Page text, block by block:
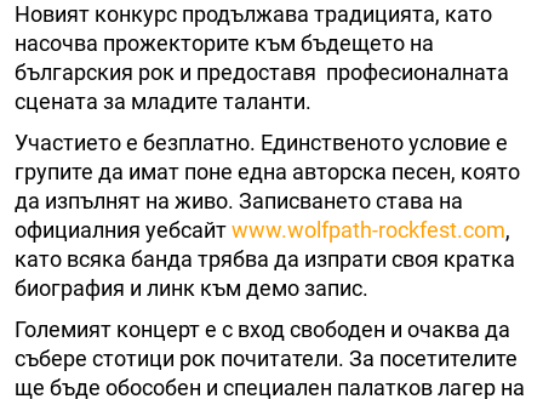
Новият конкурс продължава традицията, като
насочва прожекторите към бъдещето на
българския рок и предоставя професионалната
сцената за младите таланти.
Участието е безплатно. Единственото условие е
групите да имат поне една авторска песен, която
да изпълнят на живо. Записването става на
официалния уебсайтwww.wolfpath-rockfest.com,
като всяка банда трябва да изпрати своя кратка
биография и линк към демо запис.
Големият концерт е с вход свободен и очаква да
събере стотици рок почитатели. За посетителите
ще бъде обособен и специален палатков лагер на